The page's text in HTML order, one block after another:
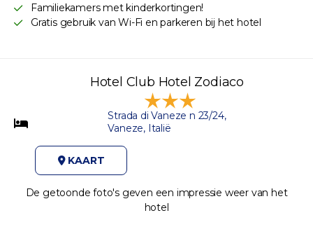
Familiekamers met kinderkortingen!
Gratis gebruik van Wi-Fi en parkeren bij het hotel
Hotel Club Hotel Zodiaco
Strada di Vaneze n 23/24,
Vaneze, Italië
KAART
De getoonde foto's geven een impressie weer van het
hotel